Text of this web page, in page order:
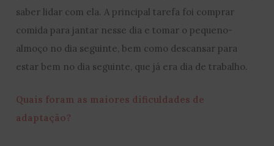
saber lidar com ela. A principal tarefa foi comprar
comida para jantar nesse dia e tomar o pequeno-
almoço no dia seguinte, bem como descansar para
estar bem no dia seguinte, que já era dia de trabalho.
Quais foram as maiores dificuldades de
adaptação?